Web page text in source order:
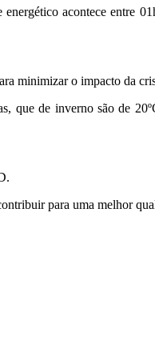
acontece entre
minimizar o impacto da
que de inverno são de
para uma melhor